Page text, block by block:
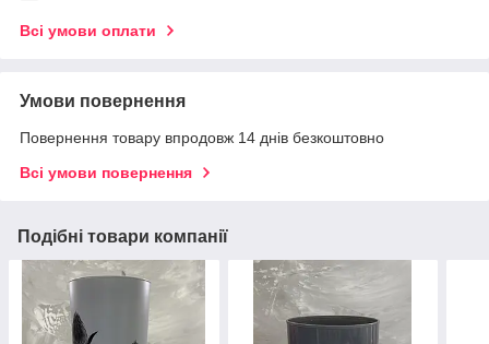
Всі умови оплати
Умови повернення
Повернення товару впродовж 14 днів безкоштовно
Всі умови повернення
Подібні товари компанії